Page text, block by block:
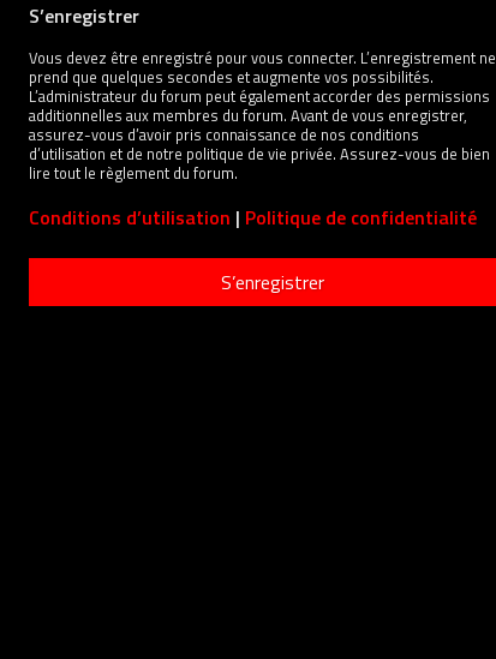
S’enregistrer
Vous devez être enregistré pour vous connecter. L’enregistrement ne
prend que quelques secondes et augmente vos possibilités.
L’administrateur du forum peut également accorder des permissions
additionnelles aux membres du forum. Avant de vous enregistrer,
assurez-vous d’avoir pris connaissance de nos conditions
d’utilisation et de notre politique de vie privée. Assurez-vous de bien
lire tout le règlement du forum.
Conditions d’utilisation | Politique de confidentialité
S’enregistrer